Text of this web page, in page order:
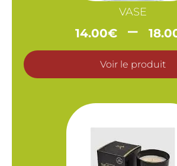
VASE
14.00€ –
Voir le produit